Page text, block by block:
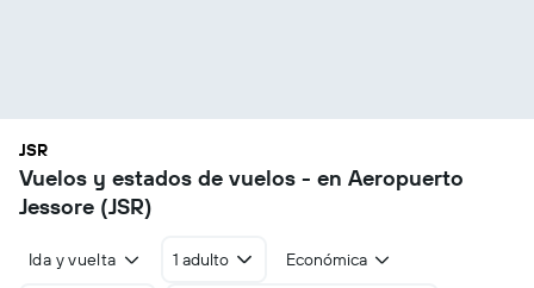
JSR
Vuelos y estados de vuelos - en Aeropuerto
Jessore (JSR)
Ida y vuelta 1 adulto Económica